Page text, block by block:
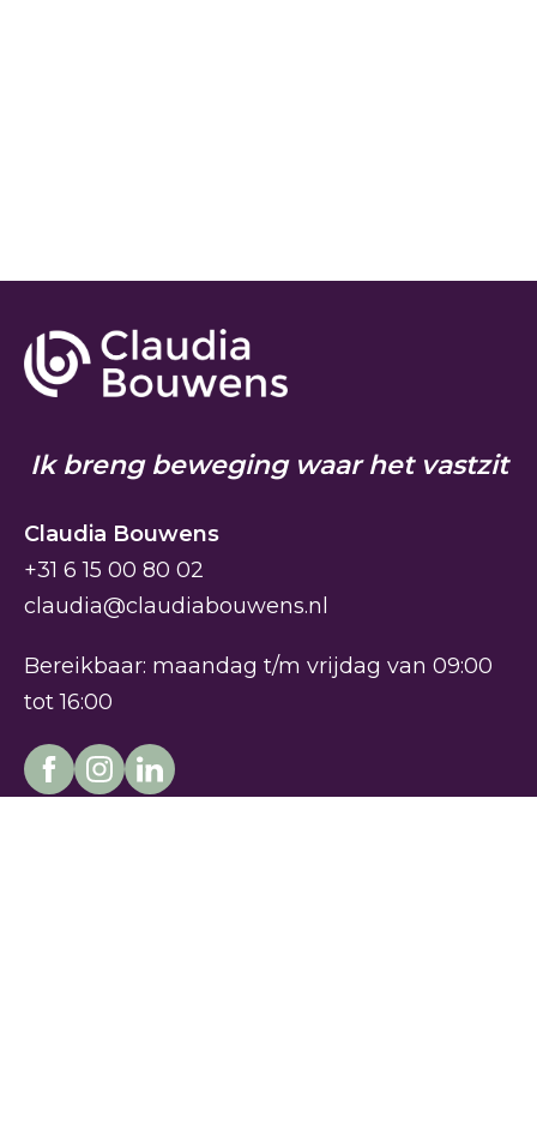
Ik breng beweging waar het vastzit
Claudia Bouwens
+31 6 15 00 80 02
claudia@claudiabouwens.nl
Bereikbaar: maandag t/m vrijdag van 09:00
tot 16:00